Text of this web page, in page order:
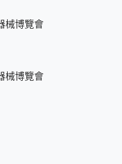
械博覽會
械博覽會